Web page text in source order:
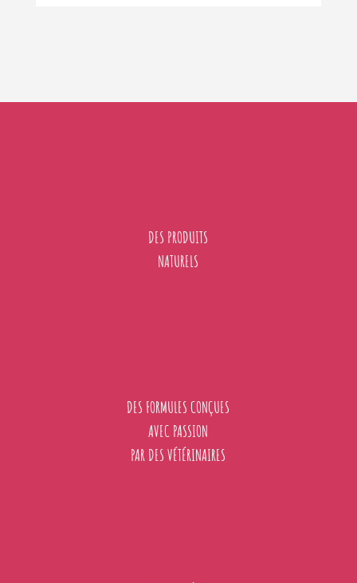
DES PRODUITS
NATURELS
DES FORMULES CONÇUES
AVEC PASSION
PAR DES VÉTÉRINAIRES